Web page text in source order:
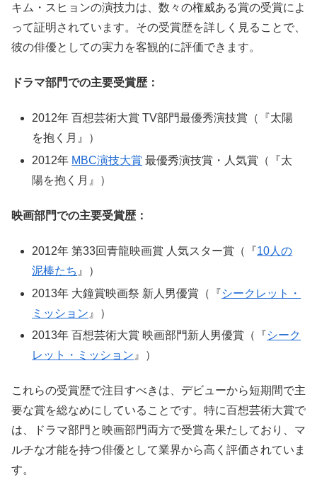
キム・スヒョンの演技力は、数々の権威ある賞の受賞によ
って証明されています。その受賞歴を詳しく見ることで、
彼の俳優としての実力を客観的に評価できます。
ドラマ部門での主要受賞歴：
2012年 百想芸術大賞 TV部門最優秀演技賞（『太陽
を抱く月』）
2012年 MBC演技大賞 最優秀演技賞・人気賞（『太
陽を抱く月』）
映画部門での主要受賞歴：
2012年 第33回青龍映画賞 人気スター賞（『10人の
泥棒たち 』）
2013年 大鐘賞映画祭 新人男優賞（『シークレット・
ミッション 』）
2013年 百想芸術大賞 映画部門新人男優賞（『シーク
レット・ミッション 』）
これらの受賞歴で注目すべきは、デビューから短期間で主
要な賞を総なめにしていることです。特に百想芸術大賞で
は、ドラマ部門と映画部門両方で受賞を果たしており、マ
ルチな才能を持つ俳優として業界から高く評価されていま
す。